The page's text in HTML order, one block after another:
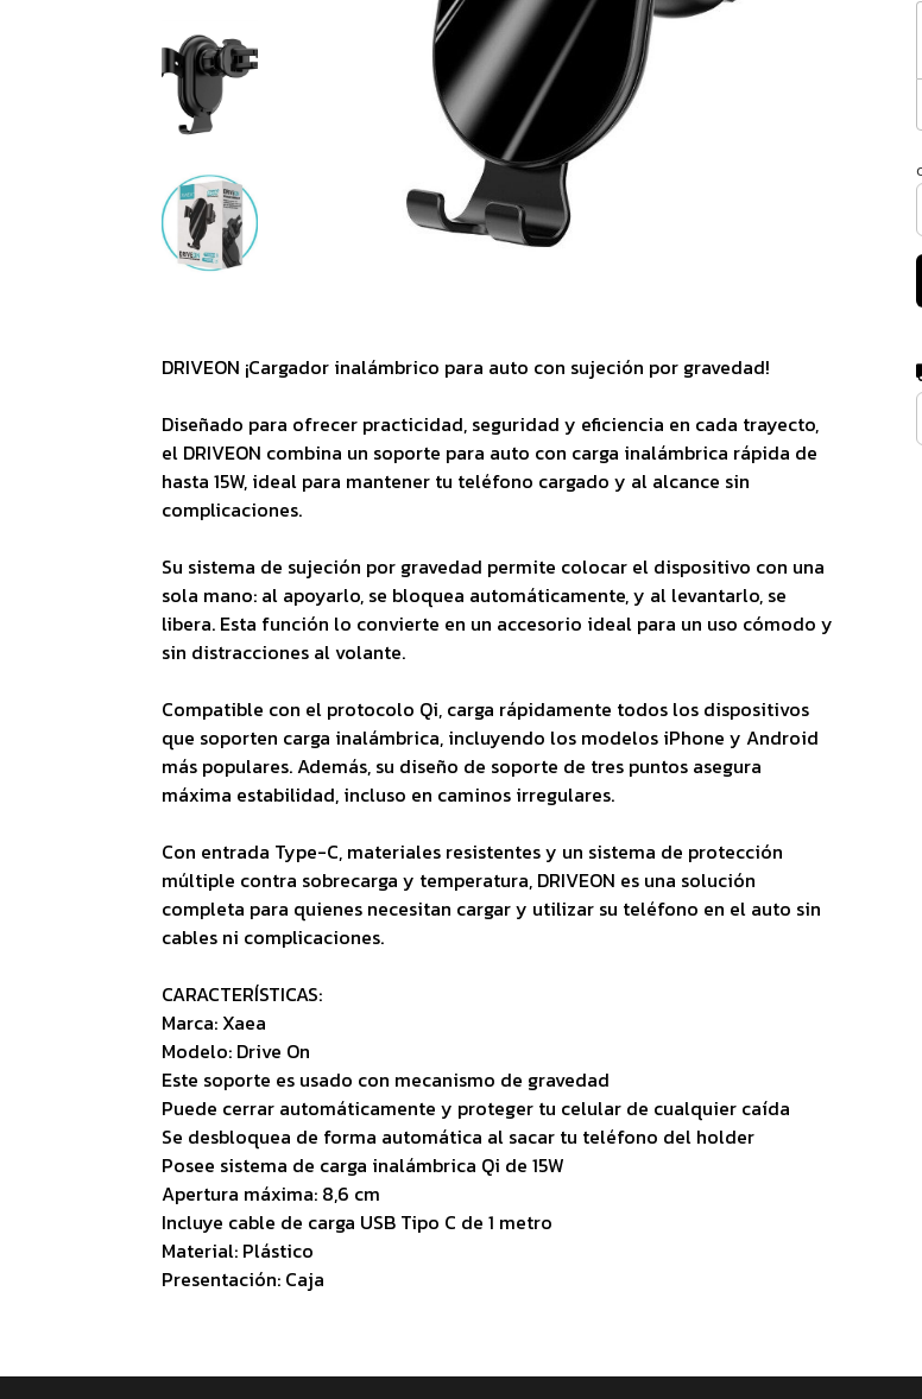
DRIVEON ¡Cargador inalámbrico para auto con sujeción por gravedad!
Diseñado para ofrecer practicidad, seguridad y eficiencia en cada trayecto,
el DRIVEON combina un soporte para auto con carga inalámbrica rápida de
hasta 15W, ideal para mantener tu teléfono cargado y al alcance sin
complicaciones.
Su sistema de sujeción por gravedad permite colocar el dispositivo con una
sola mano: al apoyarlo, se bloquea automáticamente, y al levantarlo, se
libera. Esta función lo convierte en un accesorio ideal para un uso cómodo y
sin distracciones al volante.
Compatible con el protocolo Qi, carga rápidamente todos los dispositivos
que soporten carga inalámbrica, incluyendo los modelos iPhone y Android
más populares. Además, su diseño de soporte de tres puntos asegura
máxima estabilidad, incluso en caminos irregulares.
Con entrada Type-C, materiales resistentes y un sistema de protección
múltiple contra sobrecarga y temperatura, DRIVEON es una solución
completa para quienes necesitan cargar y utilizar su teléfono en el auto sin
cables ni complicaciones.
CARACTERÍSTICAS:
Marca: Xaea
Modelo: Drive On
Este soporte es usado con mecanismo de gravedad
Puede cerrar automáticamente y proteger tu celular de cualquier caída
Se desbloquea de forma automática al sacar tu teléfono del holder
Posee sistema de carga inalámbrica Qi de 15W
Apertura máxima: 8,6 cm
Incluye cable de carga USB Tipo C de 1 metro
Material: Plástico
Presentación: Caja